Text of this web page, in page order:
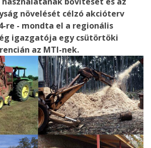
növelését célzó akcióterv
re - mondta el a regionális
igazgatója egy csütörtöki
az MTI-nek.